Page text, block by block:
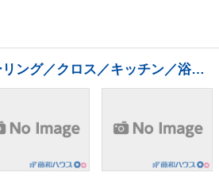
●2026年4月リフォーム完了済みにつき綺麗な中古マンション♪ フローリング／クロス／キッチン／浴室／洗面台／トイレ 他 ●東武東上線「鶴瀬」駅徒歩3分の駅近マンション ●収納力豊富なウォークインクローゼットで、バッグや小物類も片付きます。 ●安心のオートロック付きマンション。日々の安全を守ります。